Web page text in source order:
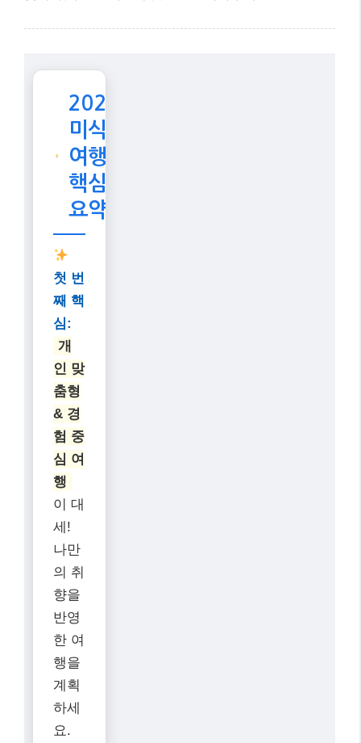
2026
미식
여행
핵심
요약
첫 번
째 핵
심:
개
인 맞
춤형
& 경
험 중
심 여
행
이 대
세!
나만
의 취
향을
반영
한 여
행을
계획
하세
요.